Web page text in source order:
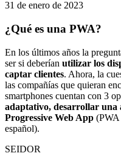
31 de enero de 2023
¿Qué es una PWA?
En los últimos años la
ser si deberían utilizar los
captar clientes. Ahora, la
las compañías que quieran
smartphones cuentan con 3
adaptativo, desarrollar una
Progressive Web App (PWA
español).
SEIDOR